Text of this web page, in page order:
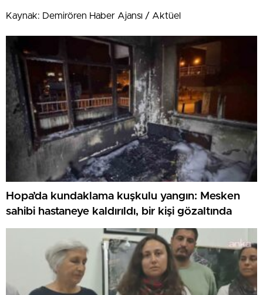
Kaynak: Demirören Haber Ajansı / Aktüel
Hopa’da kundaklama kuşkulu yangın: Mesken
sahibi hastaneye kaldırıldı, bir kişi gözaltında